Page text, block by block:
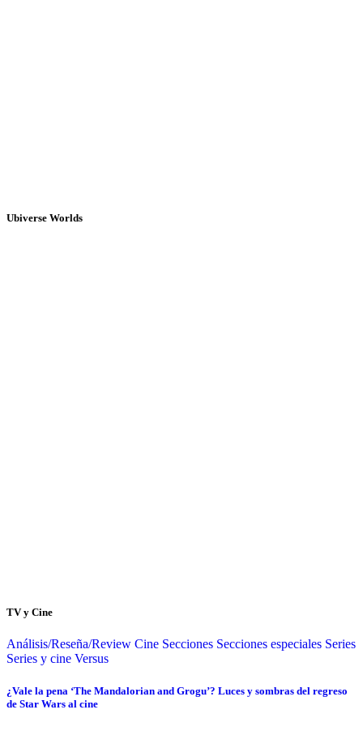
Ubiverse Worlds
TV y Cine
Análisis/Reseña/Review Cine Secciones Secciones especiales Series
Series y cine Versus
¿Vale la pena ‘The Mandalorian and Grogu’? Luces y sombras del regreso
de Star Wars al cine